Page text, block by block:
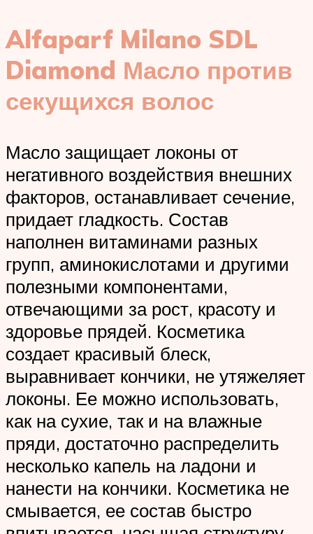
Alfaparf Milano SDL
Diamond Масло против
секущихся волос
Масло защищает локоны от
негативного воздействия внешних
факторов, останавливает сечение,
придает гладкость. Состав
наполнен витаминами разных
групп, аминокислотами и другими
полезными компонентами,
отвечающими за рост, красоту и
здоровье прядей. Косметика
создает красивый блеск,
выравнивает кончики, не утяжеляет
локоны. Ее можно использовать,
как на сухие, так и на влажные
пряди, достаточно распределить
несколько капель на ладони и
нанести на кончики. Косметика не
смывается, ее состав быстро